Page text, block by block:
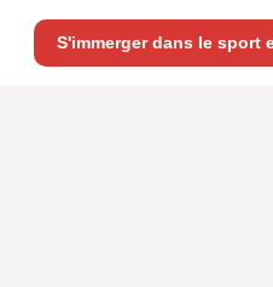
S'immerger dans le sport